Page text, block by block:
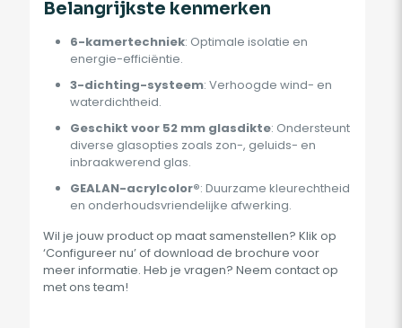
Belangrijkste kenmerken
6-kamertechniek: Optimale isolatie en
energie-efficiëntie.
3-dichting-systeem: Verhoogde wind- en
waterdichtheid.
Geschikt voor 52 mm glasdikte: Ondersteunt
diverse glasopties zoals zon-, geluids- en
inbraakwerend glas.
GEALAN-acrylcolor®: Duurzame kleurechtheid
en onderhoudsvriendelijke afwerking.
Wil je jouw product op maat samenstellen? Klik op
‘Configureer nu’ of download de brochure voor
meer informatie. Heb je vragen? Neem contact op
met ons team!